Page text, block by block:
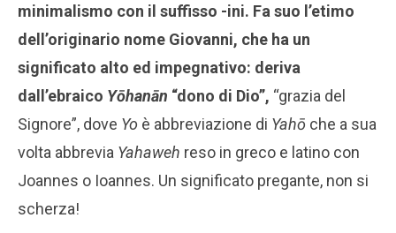
minimalismo con il suffisso -ini. Fa suo l’etimo
dell’originario nome Giovanni, che ha un
significato alto ed impegnativo: deriva
dall’ebraico Yōhanān “dono di Dio”, “grazia del
Signore”, dove Yo è abbreviazione di Yahō che a sua
volta abbrevia Yahaweh reso in greco e latino con
Joannes o Ioannes. Un significato pregante, non si
scherza!